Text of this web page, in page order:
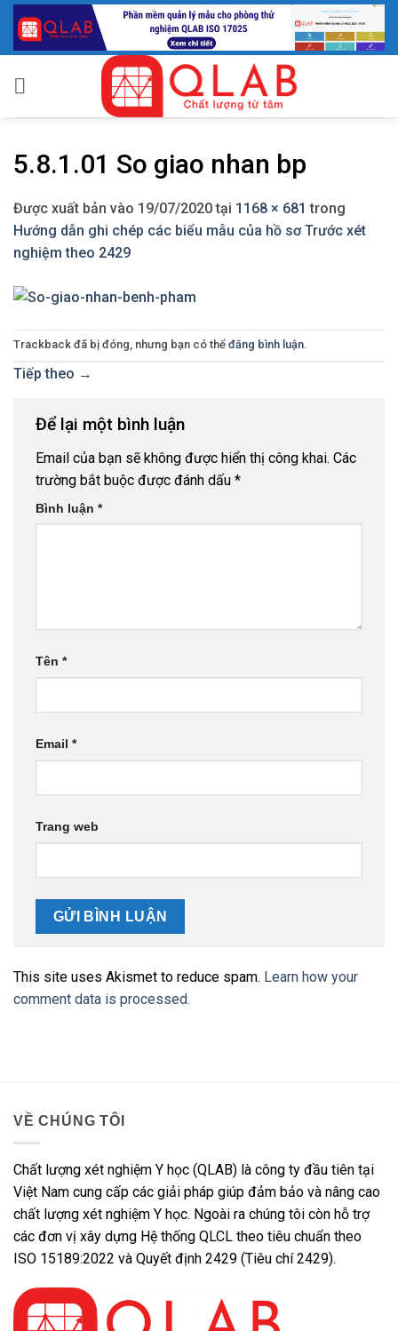
Bỏ
qua
nội
dung
5.8.1.01 So giao nhan bp
Được xuất bản vào 19/07/2020tại 1168 × 681 trong
Hướng dẫn ghi chép các biểu mẫu của hồ sơ Trước xét
nghiệm theo 2429
Trackback đã bị đóng, nhưng bạn có thể đăng bình luận.
Tiếp theo →
Để lại một bình luận
Email của bạn sẽ không được hiển thị công khai. Các
trường bắt buộc được đánh dấu *
Bình luận *
Tên *
Email *
Trang web
This site uses Akismet to reduce spam. Learn how your
comment data is processed.
VỀ CHÚNG TÔI
Chất lượng xét nghiệm Y học (QLAB) là công ty đầu tiên tại
Việt Nam cung cấp các giải pháp giúp đảm bảo và nâng cao
chất lượng xét nghiệm Y học. Ngoài ra chúng tôi còn hỗ trợ
các đơn vị xây dựng Hệ thống QLCL theo tiêu chuẩn theo
ISO 15189:2022 và Quyết định 2429 (Tiêu chí 2429).